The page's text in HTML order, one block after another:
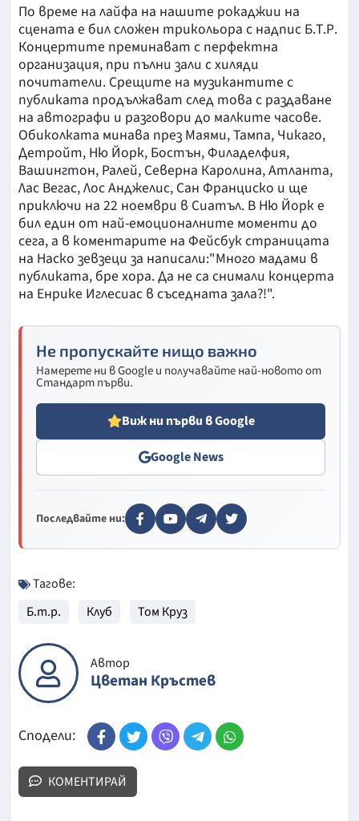
По време на лайфа на нашите рокаджии на
сцената е бил сложен трикольора с надпис Б.Т.Р.
Концертите преминават с перфектна
организация, при пълни зали с хиляди
почитатели. Срещите на музикантите с
публиката продължават след това с раздаване
на автографи и разговори до малките часове.
Обиколката минава през Маями, Тампа, Чикаго,
Детройт, Ню Йорк, Бостън, Филаделфия,
Вашингтон, Ралей, Северна Каролина, Атланта,
Лас Вегас, Лос Анджелис, Сан Франциско и ще
приключи на 22 ноември в Сиатъл. В Ню Йорк е
бил един от най-емоционалните моменти до
сега, а в коментарите на Фейсбук страницата
на Наско зевзеци за написали:"Много мадами в
публиката, бре хора. Да не са снимали концерта
на Енрике Иглесиас в съседната зала?!".
Не пропускайте нищо важно
Намерете ни в Google и получавайте най-новото от
Стандарт първи.
Виж ни първи в Google
Google News
Последвайте ни:
Тагове:
Б.т.р.
Клуб Том Круз
Автор
Цветан Кръстев
Сподели:
КОМЕНТИРАЙ